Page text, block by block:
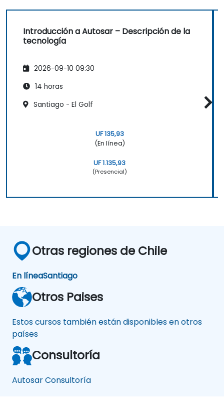
o ETAS ISOLAR)
Simular y validar el flujo de tareas y
comunicaciones en una ECU basada en
AUTOSAR
Introducción a Autosar – Descripción de la
tecnología
2026-09-10 09:30
14 horas
Santiago - El Golf
UF 135,93
(En línea)
UF 1.135,93
(Presencial)
Otras regiones de Chile
En líneaSantiago
Otros Paises
Estos cursos también están disponibles en otros
países
Consultoría
Autosar Consultoría